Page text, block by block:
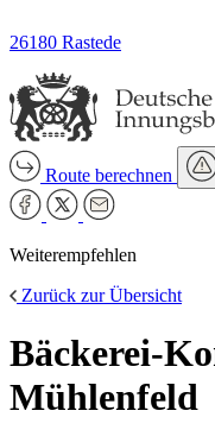
26180 Rastede
Route berechnen
Weiterempfehlen
Zurück zur Übersicht
Bäckerei-
Mühlenfeld